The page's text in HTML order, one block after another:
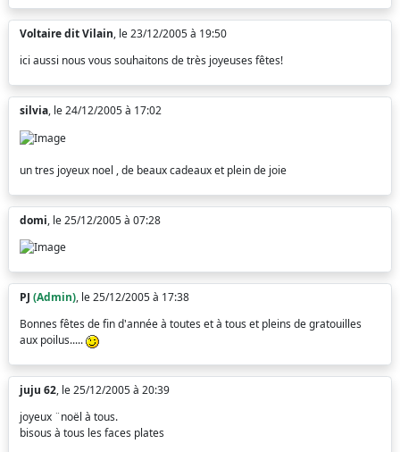
Voltaire dit Vilain, le 23/12/2005 à 19:50
ici aussi nous vous souhaitons de très joyeuses fêtes!
silvia, le 24/12/2005 à 17:02
un tres joyeux noel , de beaux cadeaux et plein de joie
domi, le 25/12/2005 à 07:28
PJ (Admin), le 25/12/2005 à 17:38
Bonnes fêtes de fin d'année à toutes et à tous et pleins de gratouilles
aux poilus.....
juju 62, le 25/12/2005 à 20:39
joyeux ¨noël à tous.
bisous à tous les faces plates